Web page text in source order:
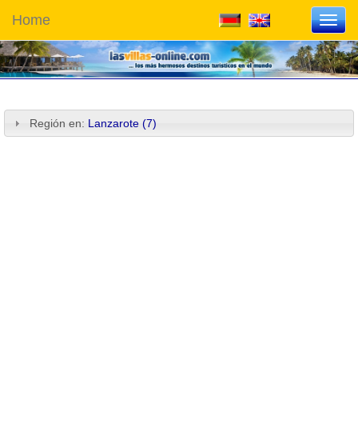
Home
Región en: Lanzarote (7)